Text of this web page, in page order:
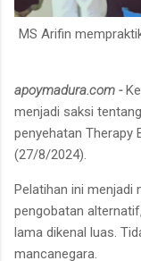
MS Arifin
apoymadura.com -
menjadi saksi
penyehatan Therapy
(27/8/2024).
Pelatihan ini menjadi
pengobatan
lama dikenal luas.
mancanegara.